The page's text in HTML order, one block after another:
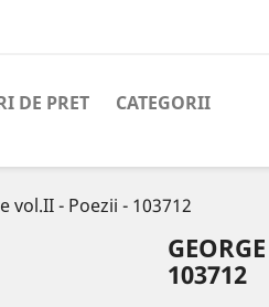
DE PRET CATEGORII
vol.II - Poezii - 103712
103712